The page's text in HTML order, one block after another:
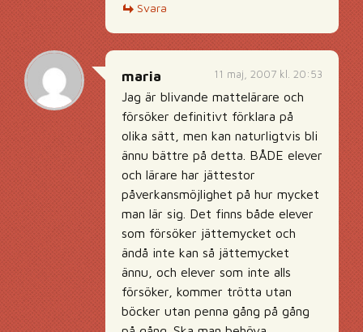
Svara
11 maj, 2007 kl. 20:53
maria
Jag är blivande mattelärare och
försöker definitivt förklara på
olika sätt, men kan naturligtvis bli
ännu bättre på detta. BÅDE elever
och lärare har jättestor
påverkansmöjlighet på hur mycket
man lär sig. Det finns både elever
som försöker jättemycket och
ändå inte kan så jättemycket
ännu, och elever som inte alls
försöker, kommer trötta utan
böcker utan penna gång på gång